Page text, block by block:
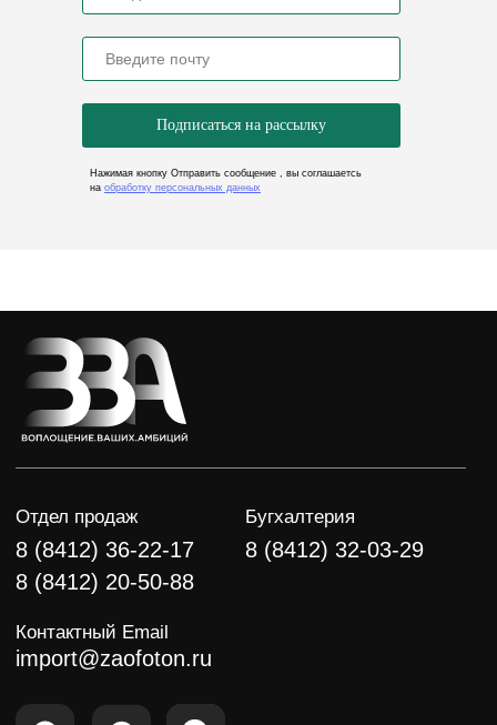
Подписаться на рассылку
Нажимая кнопку Отправить сообщение , вы соглашаетсь
на обработку персональных данных